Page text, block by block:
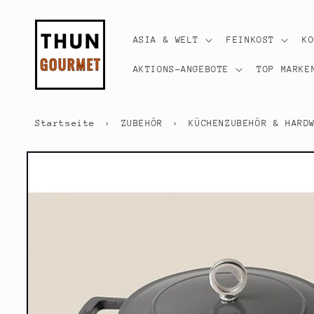
ASIA & WELT FEINKOST
AKTIONS-ANGEBOTE TOP
Startseite › ZUBEHÖR › KÜCHENZUBEHÖR &